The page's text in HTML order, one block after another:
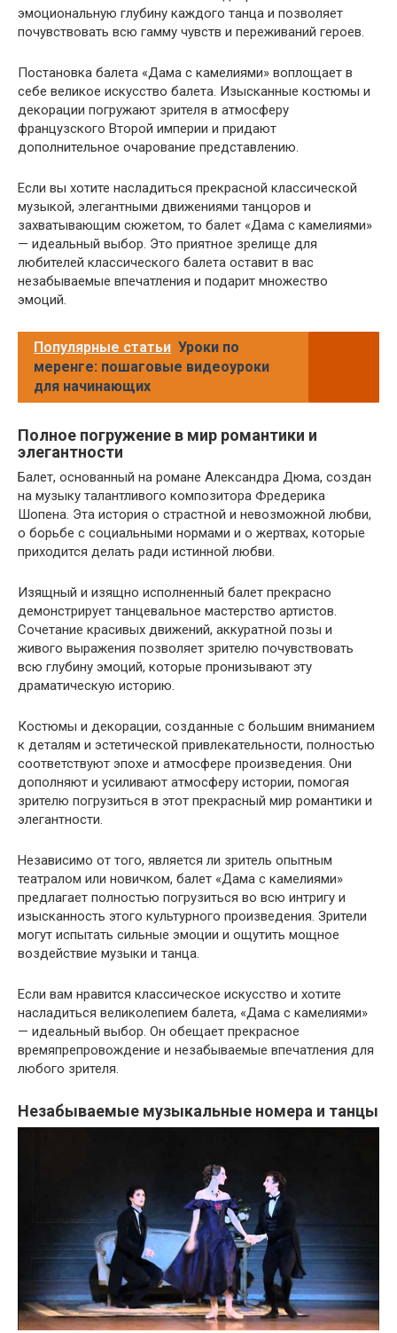
эмоциональную глубину каждого танца и позволяет
почувствовать всю гамму чувств и переживаний героев.
Постановка балета «Дама с камелиями» воплощает в
себе великое искусство балета. Изысканные костюмы и
декорации погружают зрителя в атмосферу
французского Второй империи и придают
дополнительное очарование представлению.
Если вы хотите насладиться прекрасной классической
музыкой, элегантными движениями танцоров и
захватывающим сюжетом, то балет «Дама с камелиями»
— идеальный выбор. Это приятное зрелище для
любителей классического балета оставит в вас
незабываемые впечатления и подарит множество
эмоций.
Популярные статьи Уроки по
меренге: пошаговые видеоуроки
для начинающих
Полное погружение в мир романтики и
элегантности
Балет, основанный на романе Александра Дюма, создан
на музыку талантливого композитора Фредерика
Шопена. Эта история о страстной и невозможной любви,
о борьбе с социальными нормами и о жертвах, которые
приходится делать ради истинной любви.
Изящный и изящно исполненный балет прекрасно
демонстрирует танцевальное мастерство артистов.
Сочетание красивых движений, аккуратной позы и
живого выражения позволяет зрителю почувствовать
всю глубину эмоций, которые пронизывают эту
драматическую историю.
Костюмы и декорации, созданные с большим вниманием
к деталям и эстетической привлекательности, полностью
соответствуют эпохе и атмосфере произведения. Они
дополняют и усиливают атмосферу истории, помогая
зрителю погрузиться в этот прекрасный мир романтики и
элегантности.
Независимо от того, является ли зритель опытным
театралом или новичком, балет «Дама с камелиями»
предлагает полностью погрузиться во всю интригу и
изысканность этого культурного произведения. Зрители
могут испытать сильные эмоции и ощутить мощное
воздействие музыки и танца.
Если вам нравится классическое искусство и хотите
насладиться великолепием балета, «Дама с камелиями»
— идеальный выбор. Он обещает прекрасное
времяпрепровождение и незабываемые впечатления для
любого зрителя.
Незабываемые музыкальные номера и танцы